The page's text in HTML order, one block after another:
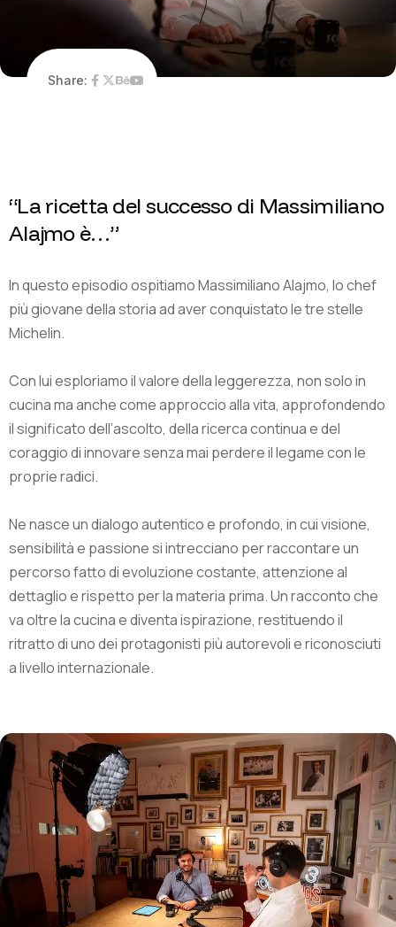
Share:
“La ricetta del successo di Massimiliano
Alajmo è…”
In questo episodio ospitiamo Massimiliano Alajmo, lo chef
più giovane della storia ad aver conquistato le tre stelle
Michelin.
Con lui esploriamo il valore della leggerezza, non solo in
cucina ma anche come approccio alla vita, approfondendo
il significato dell’ascolto, della ricerca continua e del
coraggio di innovare senza mai perdere il legame con le
proprie radici.
Ne nasce un dialogo autentico e profondo, in cui visione,
sensibilità e passione si intrecciano per raccontare un
percorso fatto di evoluzione costante, attenzione al
dettaglio e rispetto per la materia prima. Un racconto che
va oltre la cucina e diventa ispirazione, restituendo il
ritratto di uno dei protagonisti più autorevoli e riconosciuti
a livello internazionale.